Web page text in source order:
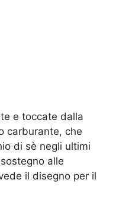
e toccate dalla
carburante, che
di sè negli ultimi
alle
il disegno per il